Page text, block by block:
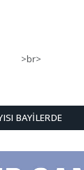
>br>
BAYILERDE